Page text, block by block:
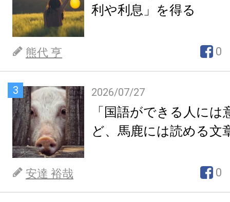
利や利息」を得る
熊代 亨 0
3 2026/07/27
「国語ができる人には
ど、馬鹿には読める文
安達 裕哉 0